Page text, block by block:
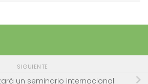
SIGUIENTE
un seminario internacional